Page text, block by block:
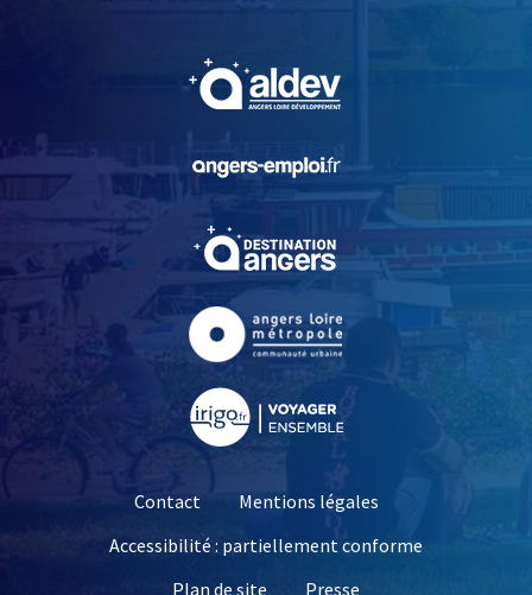
, Ouvre une nouvelle
, Ouvre une nouvelle
Contact
Mentions légales
Accessibilité : partiellement conforme
Plan de site
Presse